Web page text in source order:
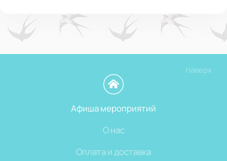
Наверх
Афиша мероприятий
О нас
Оплата и доставка